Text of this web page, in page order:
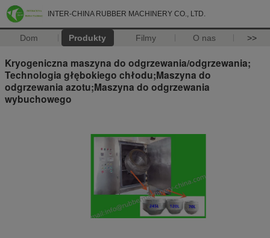
INTER-CHINA RUBBER MACHINERY CO., LTD.
Dom Produkty Filmy O nas >>
Kryogeniczna maszyna do odgrzewania/odgrzewania;
Technologia głębokiego chłodu;Maszyna do
odgrzewania azotu;Maszyna do odgrzewania
wybuchowego